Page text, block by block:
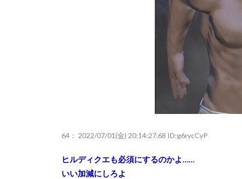
64： 2022/07/01(金) 20:14:27.68 ID:g6rycCyP
ヒルディクエも必須にするのかよ……
いい加減にしろよ